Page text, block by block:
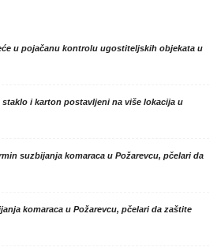
u pojačanu kontrolu ugostiteljskih objekata u
i karton postavljeni na više lokacija u
suzbijanja komaraca u Požarevcu, pčelari da
komaraca u Požarevcu, pčelari da zaštite